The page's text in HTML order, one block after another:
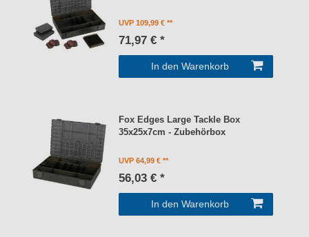
UVP 109,99 €
71,97 € *
In den Warenkorb
Fox Edges Large Tackle Box
35x25x7cm - Zubehörbox
UVP 64,99 €
56,03 € *
In den Warenkorb